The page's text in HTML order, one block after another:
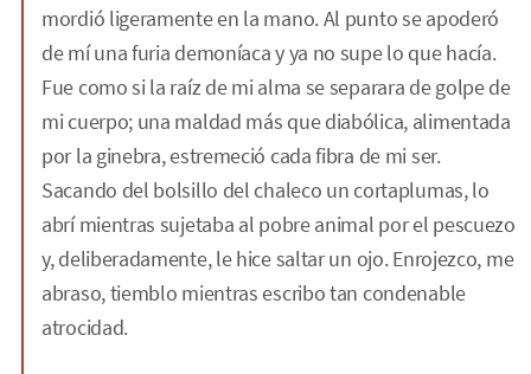
mordió ligeramente en la mano. Al punto se apoderó
de mí una furia demoníaca y ya no supe lo que hacía.
Fue como si la raíz de mi alma se separara de golpe de
mi cuerpo; una maldad más que diabólica, alimentada
por la ginebra, estremeció cada fibra de mi ser.
Sacando del bolsillo del chaleco un cortaplumas, lo
abrí mientras sujetaba al pobre animal por el pescuezo
y, deliberadamente, le hice saltar un ojo. Enrojezco, me
abraso, tiemblo mientras escribo tan condenable
atrocidad.